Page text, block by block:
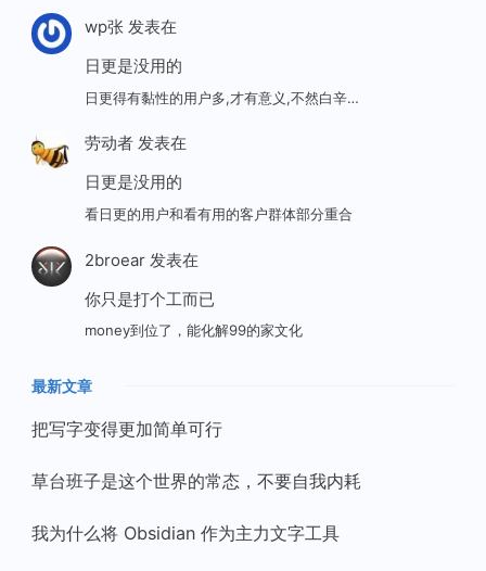
wp张发表在
日更是没用的
日更得有黏性的用户多,才有意义,不然白辛…
劳动者发表在
日更是没用的
看日更的用户和看有用的客户群体部分重合
2broear发表在
你只是打个工而已
money到位了，能化解99的家文化
最新文章
把写字变得更加简单可行
草台班子是这个世界的常态，不要自我内耗
我为什么将 Obsidian 作为主力文字工具